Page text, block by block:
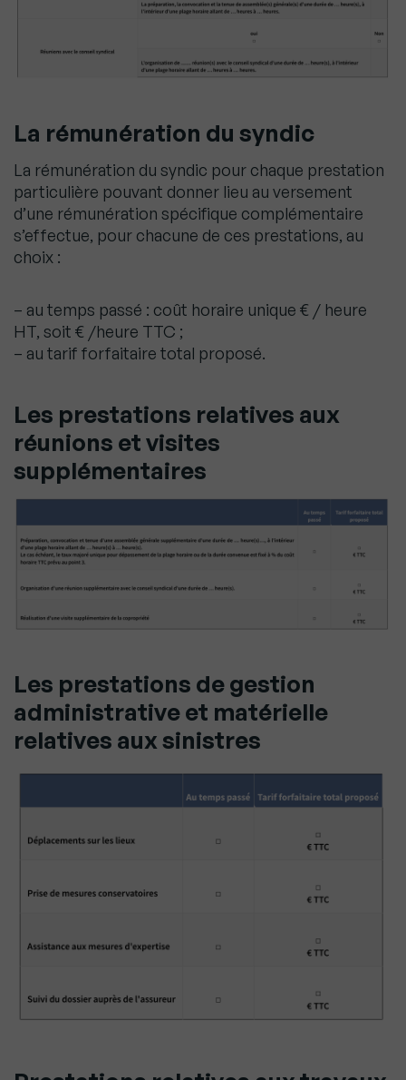
La rémunération du syndic
La rémunération du syndic pour chaque prestation
particulière pouvant donner lieu au versement
d’une rémunération spécifique complémentaire
s’effectue, pour chacune de ces prestations, au
choix :
– au temps passé : coût horaire unique € / heure
HT, soit € /heure TTC ;
– au tarif forfaitaire total proposé.
Les prestations relatives aux
réunions et visites
supplémentaires
Les prestations de gestion
administrative et matérielle
relatives aux sinistres